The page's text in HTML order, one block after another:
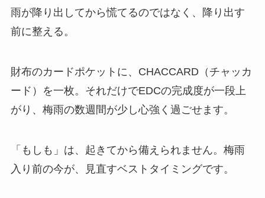
雨が降り出してから慌てるのではなく、降り出す
前に整える。
財布のカードポケットに、CHACCARD（チャッカ
ード）を一枚。それだけでEDCの完成度が一段上
がり、梅雨の数週間が少し心強く過ごせます。
「もしも」は、起きてから備えられません。梅雨
入り前の今が、見直すベストタイミングです。